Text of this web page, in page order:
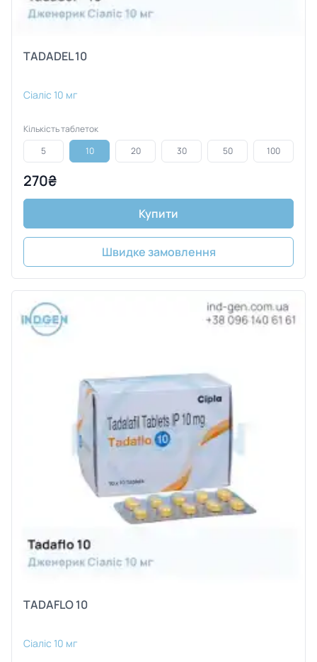
TADADEL 10
Сіаліс 10 мг
Кількість таблеток
5
10 20 30 50 100
270₴
Купити
Швидке замовлення
TADAFLO 10
Сіаліс 10 мг